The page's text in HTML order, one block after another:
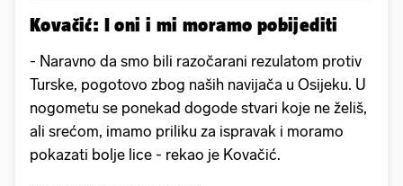
Kovačić: I oni i mi moramo pobijediti
- Naravno da smo bili razočarani rezulatom protiv
Turske, pogotovo zbog naših navijača u Osijeku. U
nogometu se ponekad dogode stvari koje ne želiš,
ali srećom, imamo priliku za ispravak i moramo
pokazati bolje lice - rekao je Kovačić.